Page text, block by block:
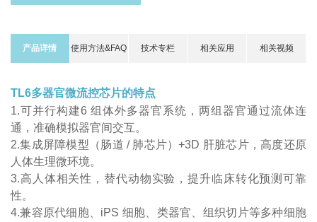
产品详情 使用方法&FAQ 技术专栏 相关应用 相关视频
TL6多器官微流控芯片的特点
1.可并行构建6 组体外多器官系统，两组器官通过流体连
通，准确模拟器官间交互。
2.集成屏障模型（肠道 / 肺芯片）+3D 肝脏芯片，高度还原
人体生理微环境。
3.高人体相关性，替代动物实验，提升临床转化预测可靠
性。
4.兼容原代细胞、iPS 细胞、类器官、组织切片等多种细胞